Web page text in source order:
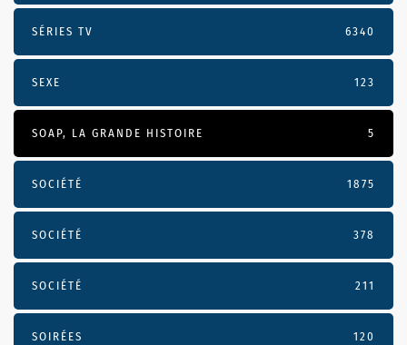
SÉRIES TV 6340
SEXE 123
SOAP, LA GRANDE HISTOIRE 5
SOCIÉTÉ 1875
SOCIÉTÉ 378
SOCIÉTÉ 211
SOIRÉES 120